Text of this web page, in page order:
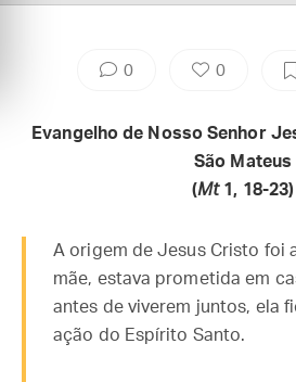
0 0
Evangelho de Nosso Senhor
São Mateus
(Mt1, 18-23)
A origem de Jesus Cristo foi
mãe, estava prometida em
antes de viverem juntos, ela
ação do Espírito Santo.